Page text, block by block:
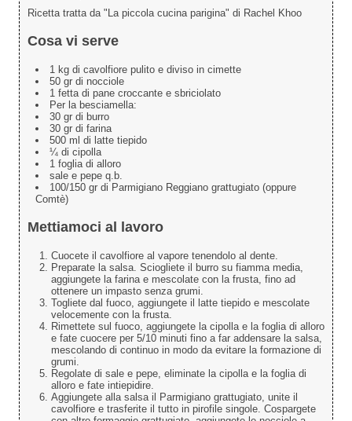
Ricetta tratta da "La piccola cucina parigina" di Rachel Khoo
Cosa vi serve
1 kg di cavolfiore pulito e diviso in cimette
50 gr di nocciole
1 fetta di pane croccante e sbriciolato
Per la besciamella:
30 gr di burro
30 gr di farina
500 ml di latte tiepido
¼ di cipolla
1 foglia di alloro
sale e pepe q.b.
100/150 gr di Parmigiano Reggiano grattugiato (oppure
Comtè)
Mettiamoci al lavoro
Cuocete il cavolfiore al vapore tenendolo al dente.
Preparate la salsa. Sciogliete il burro su fiamma media,
aggiungete la farina e mescolate con la frusta, fino ad
ottenere un impasto senza grumi.
Togliete dal fuoco, aggiungete il latte tiepido e mescolate
velocemente con la frusta.
Rimettete sul fuoco, aggiungete la cipolla e la foglia di alloro
e fate cuocere per 5/10 minuti fino a far addensare la salsa,
mescolando di continuo in modo da evitare la formazione di
grumi.
Regolate di sale e pepe, eliminate la cipolla e la foglia di
alloro e fate intiepidire.
Aggiungete alla salsa il Parmigiano grattugiato, unite il
cavolfiore e trasferite il tutto in pirofile singole. Cospargete